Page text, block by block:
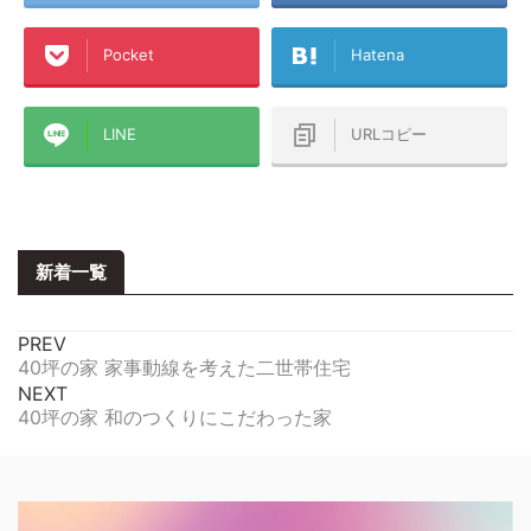
Pocket Hatena
LINE URLコピー
新着一覧
PREV
40坪の家 家事動線を考えた二世帯住宅
NEXT
40坪の家 和のつくりにこだわった家